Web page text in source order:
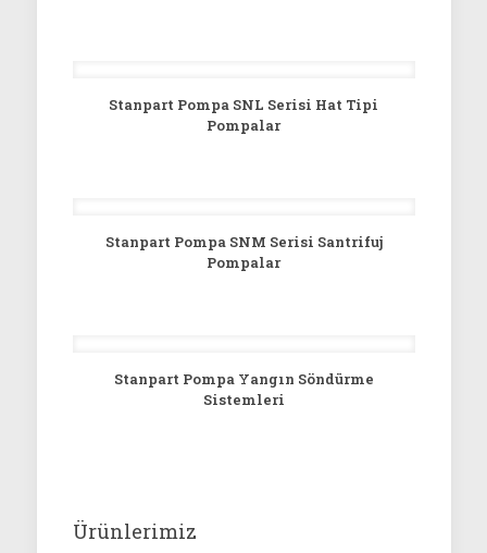
Stanpart Pompa SNL Serisi Hat Tipi
Pompalar
Stanpart Pompa SNM Serisi Santrifuj
Pompalar
Stanpart Pompa Yangın Söndürme
Sistemleri
Ürünlerimiz